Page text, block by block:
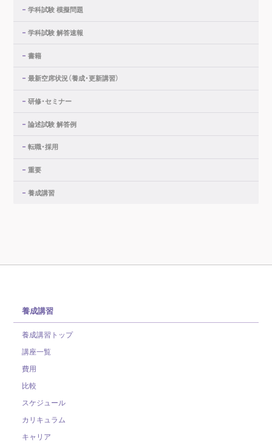
学科試験 模擬問題
学科試験 解答速報
書籍
最新空席状況（養成・更新講習）
研修・セミナー
論述試験 解答例
転職・採用
重要
養成講習
養成講習
養成講習トップ
講座一覧
費用
比較
スケジュール
カリキュラム
キャリア